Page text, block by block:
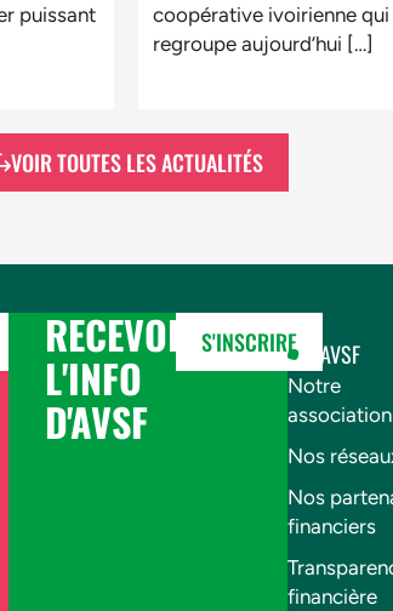
puissant
coopérative ivoirienne qui
regroupe aujourd’hui […]
VOIR TOUTES LES ACTUALITÉS
RECEVOIR
L'INFO
D'AVSF
S'INSCRIRE AVSF
Notre
association
Nos
Nos
financiers
financière